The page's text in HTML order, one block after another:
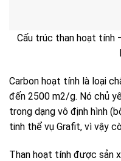
Cấu trúc than hoạt tính
Carbon hoạt tính là loại
đến 2500 m2/g. Nó chủ
trong dạng vô định hình
tinh thể vụ Grafit, vì vậy
Than hoạt tính được sản